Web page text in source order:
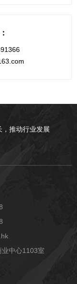
推动行业发展
中心1103室